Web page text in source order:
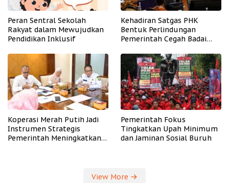
Peran Sentral Sekolah
Rakyat dalam Mewujudkan
Pendidikan Inklusif
Kehadiran Satgas PHK
Bentuk Perlindungan
Pemerintah Cegah Badai
Koperasi Merah Putih Jadi
Instrumen Strategis
Pemerintah Meningkatkan
Pemerintah Fokus
Tingkatkan Upah Minimum
dan Jaminan Sosial Buruh
View More